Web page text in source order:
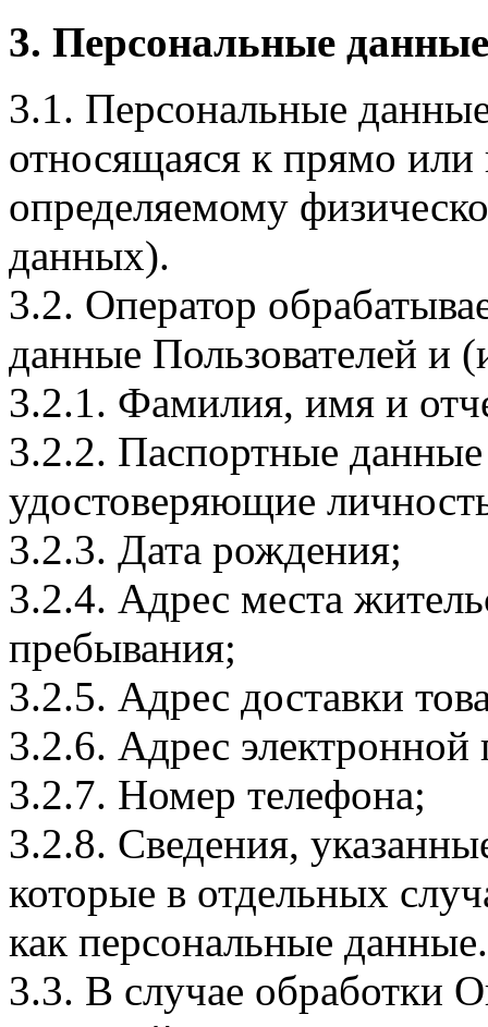
3. Персональные
3.1. Персональные
относящаяся к прямо
определяемому
данных).
3.2. Оператор
данные Пользователей и
3.2.1. Фамилия, имя и
3.2.2. Паспортные
удостоверяющие
3.2.3. Дата рождения;
3.2.4. Адрес места
пребывания;
3.2.5. Адрес доставки
3.2.6. Адрес электронной
3.2.7. Номер телефона;
3.2.8. Сведения,
которые в отдельных
как персональные данные.
3.3. В случае обработки